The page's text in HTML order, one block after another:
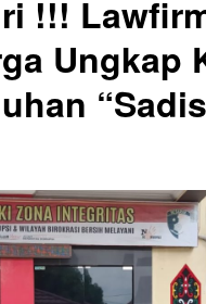
!!!
Ungkap